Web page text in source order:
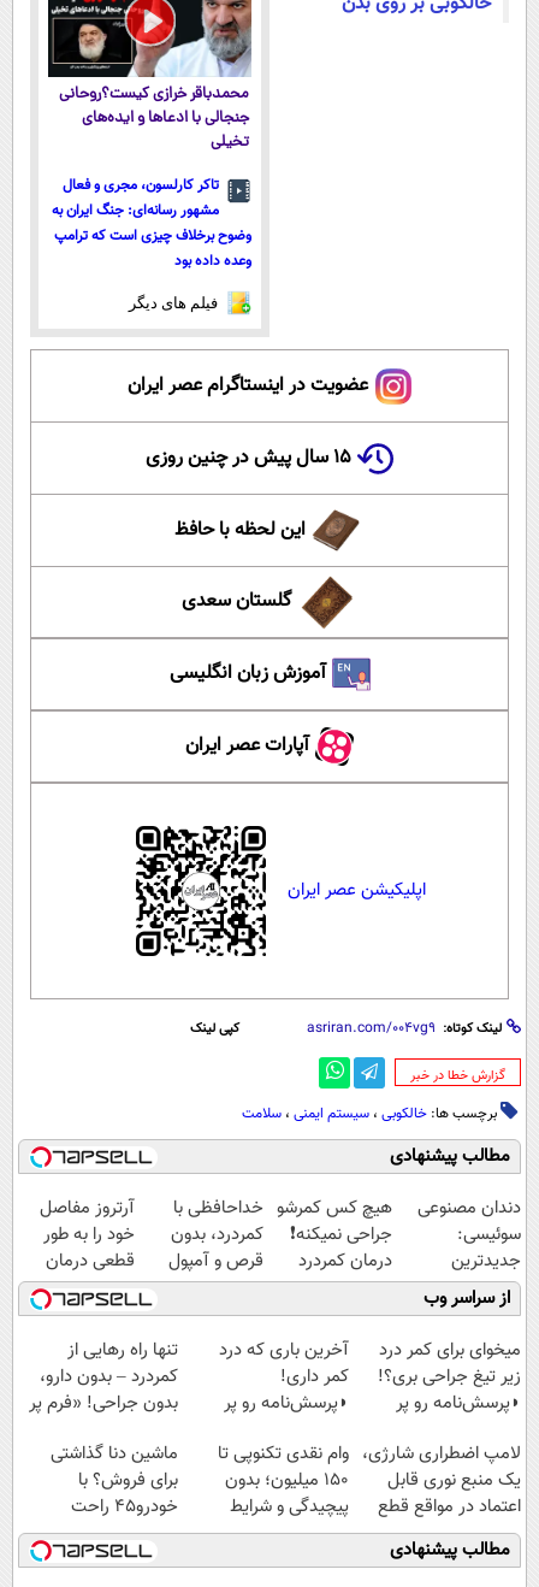
محمدباقر خرازی کیست؟روحانی
جنجالی با ادعاها و ایده‌های
تخیلی
تاکر کارلسون، مجری و فعال
مشهور رسانه‌ای: جنگ ایران به
وضوح برخلاف چیزی است که ترامپ
وعده داده بود
فیلم های دیگر
عضویت در اینستاگرام عصر ایران
۱۵ سال پیش در چنین روزی
این لحظه با حافظ
گلستان سعدی
آموزش زبان انگلیسی
آپارات عصر ایران
اپلیکیشن عصر ایران
لینک کوتاه: کپی لینک
‌گزارش خطا در خبر
برچسب ها: خالکوبی ، سیستم ایمنی ، سلامت
مطالب پیشنهادی
دندان مصنوعی
سوئیسی:
جدیدترین
فناوری اروپا،
سبک و مقاوم |
پرداخت قسطی
هیچ کس کمرشو
جراحی نمیکنه❗
درمان کمردرد
بدون قرص
(پرسشنامه)
خداحافظی با
کمردرد، بدون
قرص و آمپول
آرتروز مفاصل
خود را به طور
قطعی درمان
کنید!
◗پرسش‌نامه◖
از سراسر وب
میخوای برای کمر درد
زیر تیغ جراحی بری؟!
◗پرسش‌نامه رو پر
آخرین باری که درد
کمر داری!
◗پرسش‌نامه رو پر
تنها راه رهایی از
کمردرد – بدون دارو،
بدون جراحی! «فرم پر
لامپ اضطراری شارژی،
یک منبع نوری قابل
اعتماد در مواقع قطع
برق
وام نقدی تکنوپی تا
۱۵۰ میلیون؛ بدون
پیچیدگی و شرایط
سخت
ماشین دنا گذاشتی
برای فروش؟ با
خودرو45 راحت
بفروش
مطالب پیشنهادی